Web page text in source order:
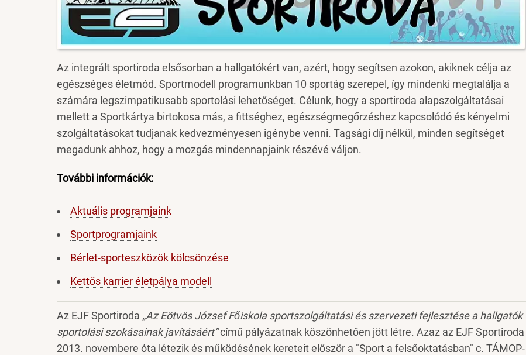
Az integrált sportiroda elsősorban a hallgatókért van, azért, hogy segítsen azokon, akiknek célja az
egészséges életmód. Sportmodell programunkban 10 sportág szerepel, így mindenki megtalálja a
számára legszimpatikusabb sportolási lehetőséget. Célunk, hogy a sportiroda alapszolgáltatásai
mellett a Sportkártya birtokosa más, a fittséghez, egészségmegőrzéshez kapcsolódó és kényelmi
szolgáltatásokat tudjanak kedvezményesen igénybe venni. Tagsági díj nélkül, minden segítséget
megadunk ahhoz, hogy a mozgás mindennapjaink részévé váljon.
További információk:
Aktuális programjaink
Sportprogramjaink
Bérlet-sporteszközök kölcsönzése
Kettős karrier életpálya modell
Az EJF Sportiroda „Az Eötvös József Főiskola sportszolgáltatási és szervezeti fejlesztése a hallgatók
sportolási szokásainak javításáért”című pályázatnak köszönhetően jött létre. Azaz az EJF Sportiroda
2013. novembere óta létezik és működésének kereteit először a "Sport a felsőoktatásban" c. TÁMOP-